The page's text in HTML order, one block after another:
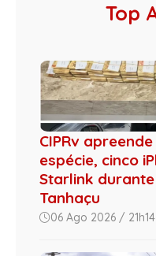
Top
CIPRv
espécie, cinco
Starlink
Tanhaçu
06 Ago 2026 / 21h14